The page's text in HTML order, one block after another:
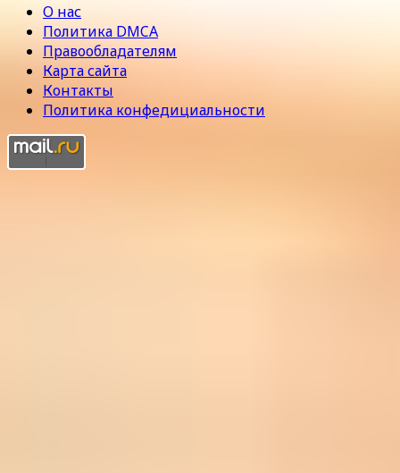
О нас
Политика DMCA
Правообладателям
Карта сайта
Контакты
Политика конфедициальности